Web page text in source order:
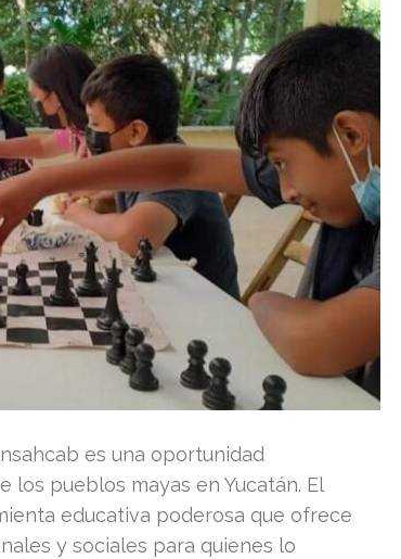
es una oportunidad
los pueblos mayas en Yucatán. El
educativa poderosa que ofrece
y sociales para quienes lo